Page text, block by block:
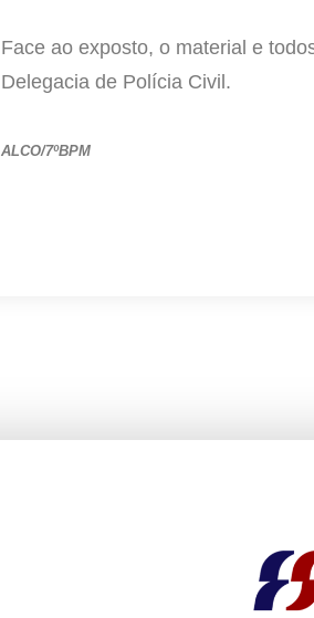
Face ao exposto, o material e
Delegacia de Polícia Civil.
ALCO/7ºBPM